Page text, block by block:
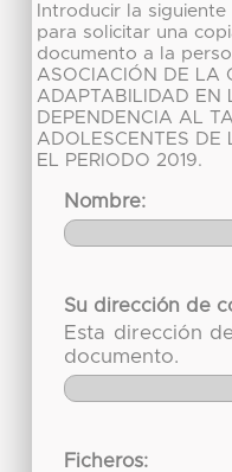
Introducir la siguiente
para solicitar una
documento a la
ASOCIACIÓN DE LA
ADAPTABILIDAD EN
DEPENDENCIA AL
ADOLESCENTES DE
EL PERIODO 2019.
Nombre:
Su dirección de
Esta dirección
documento.
Ficheros: